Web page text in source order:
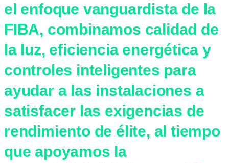
el enfoque vanguardista de la
FIBA, combinamos calidad de
la luz, eficiencia energética y
controles inteligentes para
ayudar a las instalaciones a
satisfacer las exigencias de
rendimiento de élite, al tiempo
que apoyamos la